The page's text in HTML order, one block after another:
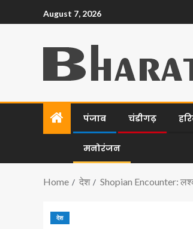
August 7, 2026
पंजाब चंडीगढ़
मनोरंजन
Home देश Shopian Encounter:
देश